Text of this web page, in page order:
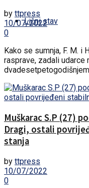
Lični stav
by ttpress
10/07/2022
0
Kako se sumnja, F. M. i
rasprave, zadali udarce
dvadesetpetogodišnjem
Muškarac S.P (27)
Dragi, ostali
stanja
by ttpress
10/07/2022
0